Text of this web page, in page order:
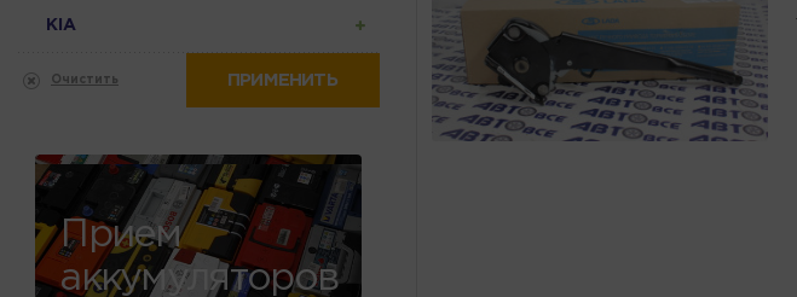
KIA
Очистить ПРИМЕНИТЬ
Прием
аккумуляторов